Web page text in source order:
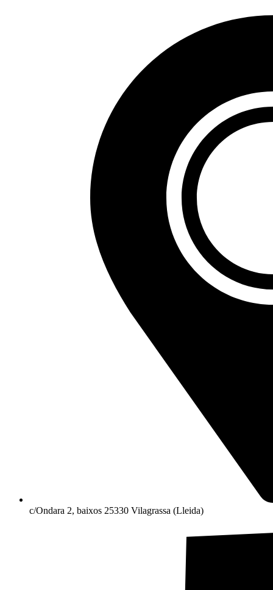
c/Ondara 2, baixos 25330 Vilagrassa (Lleida)